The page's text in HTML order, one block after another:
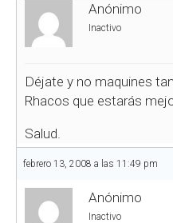
Anónimo
Inactivo
Déjate y no maquines
Rhacos que estarás
Salud.
febrero 13, 2008 a las 11:49 pm
Anónimo
Inactivo